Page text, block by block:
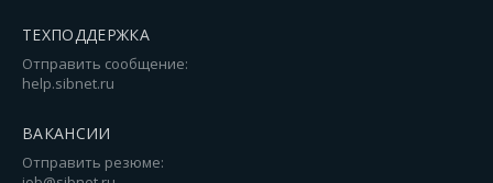
ТЕХПОДДЕРЖКА
Отправить сообщение:
help.sibnet.ru
ВАКАНСИИ
Отправить резюме: